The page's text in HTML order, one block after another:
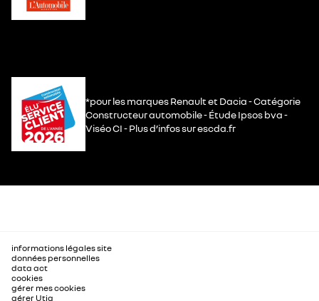
*pour les marques Renault et Dacia - Catégorie
Constructeur automobile - Étude Ipsos bva -
Viséo CI - Plus d’infos sur escda.fr
informations légales site
données personnelles
data act
cookies
gérer mes cookies
gérer Utiq